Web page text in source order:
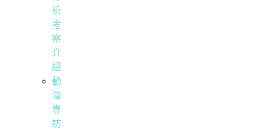
析
考
察
介
紹
動
漫
專
訪